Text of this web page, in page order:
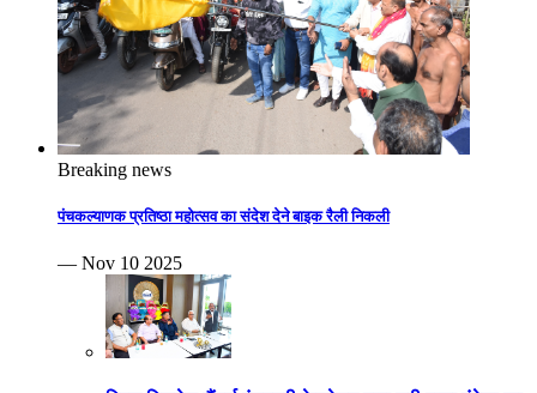
Breaking news
पंचकल्याणक प्रतिष्ठा महोत्सव का संदेश देने बाइक रैली निकली
— Nov 10 2025